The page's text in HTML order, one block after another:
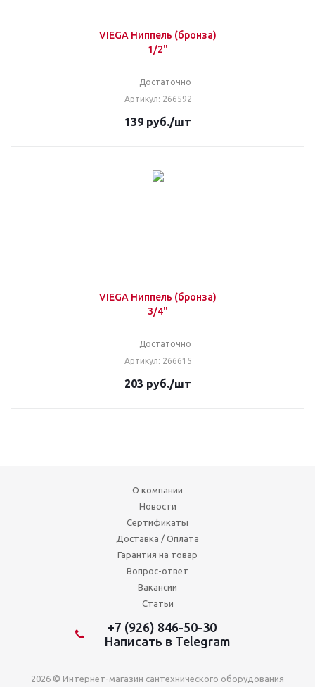
VIEGA Ниппель (бронза)
1/2"
Достаточно
Артикул: 266592
139 руб./шт
VIEGA Ниппель (бронза)
3/4"
Достаточно
Артикул: 266615
203 руб./шт
О компании
Новости
Сертификаты
Доставка / Оплата
Гарантия на товар
Вопрос-ответ
Вакансии
Статьи
+7 (926) 846-50-30
Написать в Telegram
2026 © Интернет-магазин сантехнического оборудования